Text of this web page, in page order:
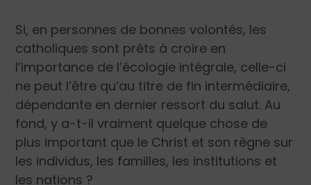
Si, en personnes de bonnes volontés, les
catholiques sont prêts à croire en
l’importance de l’écologie intégrale, celle-ci
ne peut l’être qu’au titre de fin intermédiaire,
dépendante en dernier ressort du salut. Au
fond, y a-t-il vraiment quelque chose de
plus important que le Christ et son règne sur
les individus, les familles, les institutions et
les nations ?